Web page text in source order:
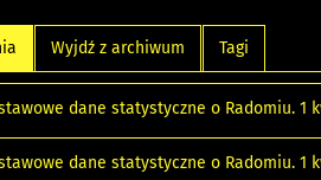
Wyjdź z archiwum Tagi
dane statystyczne o Radomiu. 1
dane statystyczne o Radomiu. 1